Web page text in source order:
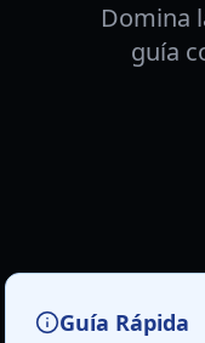
Domina
guía
Guía Rápida